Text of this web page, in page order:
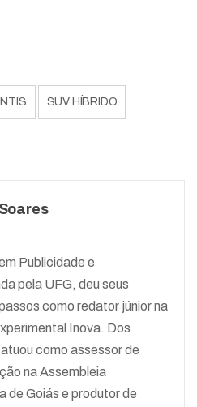
SUV HÍBRIDO
Publicidade e
pela UFG, deu seus
como redator júnior na
Inova. Dos
como assessor de
na Assembleia
de Goiás e produtor de